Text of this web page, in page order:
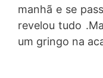
manhã e se
revelou tudo
um gringo na